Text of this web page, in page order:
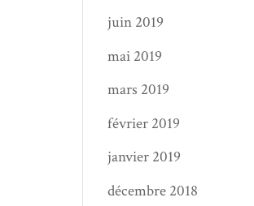
juin 2019
mai 2019
mars 2019
février 2019
janvier 2019
décembre 2018